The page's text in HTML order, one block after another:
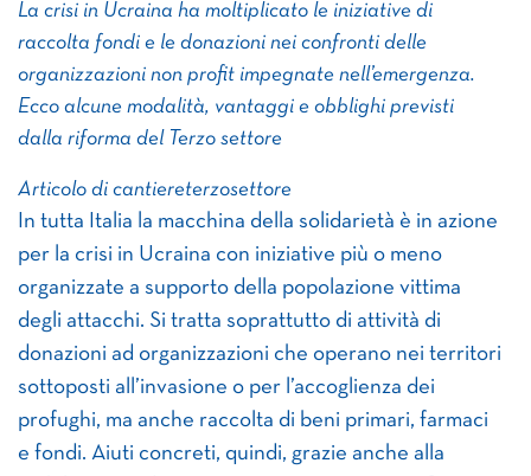
La crisi in Ucraina ha moltiplicato le iniziative di
raccolta fondi e le donazioni nei confronti delle
organizzazioni non profit impegnate nell’emergenza.
Ecco alcune modalità, vantaggi e obblighi previsti
dalla riforma del Terzo settore
Articolo di cantiereterzosettore
In tutta Italia la macchina della solidarietà è in azione
per la crisi in Ucraina con iniziative più o meno
organizzate a supporto della popolazione vittima
degli attacchi. Si tratta soprattutto di attività di
donazioni ad organizzazioni che operano nei territori
sottoposti all’invasione o per l’accoglienza dei
profughi, ma anche raccolta di beni primari, farmaci
e fondi. Aiuti concreti, quindi, grazie anche alla